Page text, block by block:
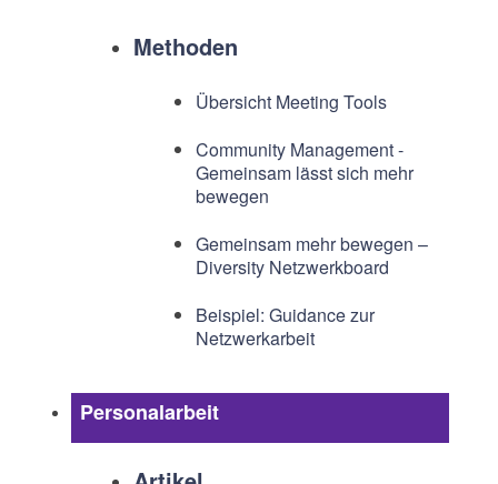
Methoden
Übersicht Meeting Tools
Community Management -
Gemeinsam lässt sich mehr
bewegen
Gemeinsam mehr bewegen –
Diversity Netzwerkboard
Beispiel: Guidance zur
Netzwerkarbeit
Personalarbeit